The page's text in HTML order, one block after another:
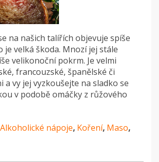
na našich talířích objevuje spíše
je velká škoda. Mnozí jej stále
velikonoční pokrm. Je velmi
francouzské, španělské či
a vy jej vyzkoušejte na sladko se
v podobě omáčky z růžového
Alkoholické nápoje, Koření, Maso,